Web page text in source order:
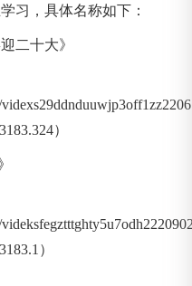
习，具体名称如下：
二十大》
）
）